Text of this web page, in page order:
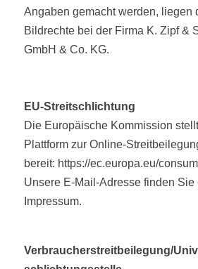
Angaben gemacht werden, liegen
Bildrechte bei der Firma K. Zipf &
GmbH & Co. KG.
EU-Streitschlichtung
Die Europäische Kommission
Plattform zur Online-
bereit: https://ec.europa.eu/
Unsere E-Mail-Adresse finden Sie
Impressum.
Verbraucher­streit­beilegung/